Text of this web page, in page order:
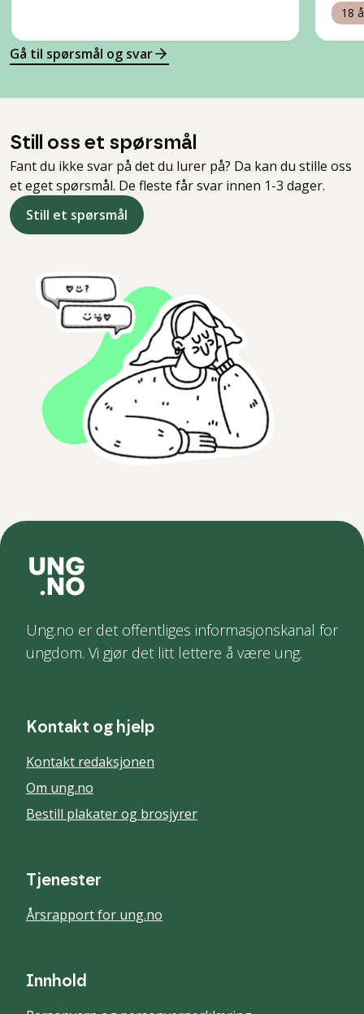
18
Gå til spørsmål og svar
Still oss et spørsmål
Fant du ikke svar på det du lurer på? Da kan du stille oss
et eget spørsmål. De fleste får svar innen 1-3 dager.
Still et spørsmål
Ung.no er det offentliges informasjonskanal for
ungdom. Vi gjør det litt lettere å være ung.
Kontakt og hjelp
Kontakt redaksjonen
Om ung.no
Bestill plakater og brosjyrer
Tjenester
Årsrapport for ung.no
Innhold